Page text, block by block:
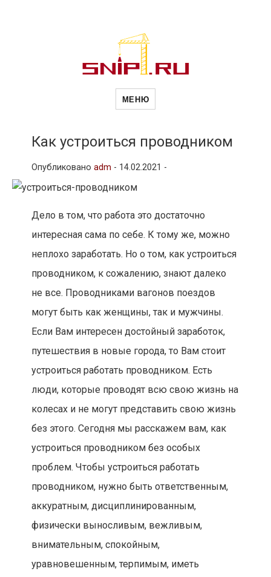
Новости
и
рубрики
МЕНЮ
Как устроиться проводником
Опубликовано adm - 14.02.2021 -
Дело в том, что работа это достаточно
интересная сама по себе. К тому же, можно
неплохо заработать. Но о том, как устроиться
проводником, к сожалению, знают далеко
не все. Проводниками вагонов поездов
могут быть как женщины, так и мужчины.
Если Вам интересен достойный заработок,
путешествия в новые города, то Вам стоит
устроиться работать проводником. Есть
люди, которые проводят всю свою жизнь на
колесах и не могут представить свою жизнь
без этого. Сегодня мы расскажем вам, как
устроиться проводником без особых
проблем. Чтобы устроиться работать
проводником, нужно быть ответственным,
аккуратным, дисциплинированным,
физически выносливым, вежливым,
внимательным, спокойным,
уравновешенным, терпимым, иметь